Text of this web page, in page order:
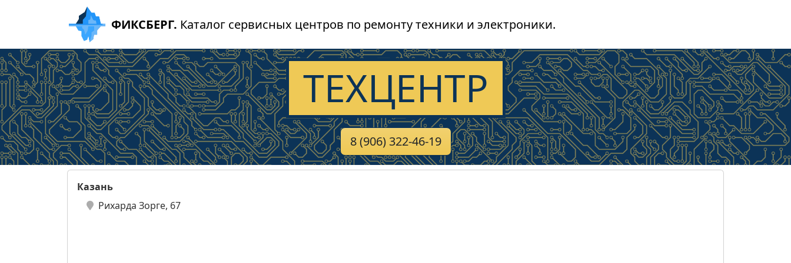
ФИКСБЕРГ. Каталог сервисных центров по ремонту техники и электроники.
ТЕХЦЕНТР
8 (906) 322-46-19
Казань
Рихарда Зорге, 67